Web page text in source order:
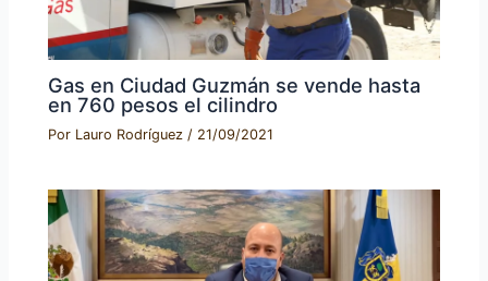
Gas en Ciudad Guzmán se vende hasta
en 760 pesos el cilindro
Por Lauro Rodríguez/ 21/09/2021